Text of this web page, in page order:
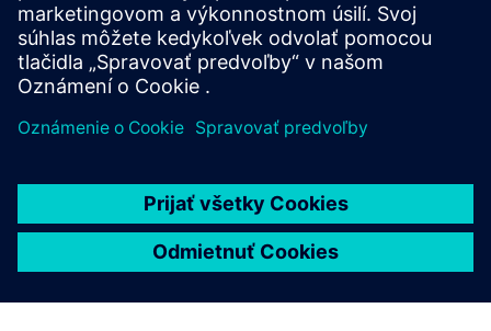
Prečítajte si viac